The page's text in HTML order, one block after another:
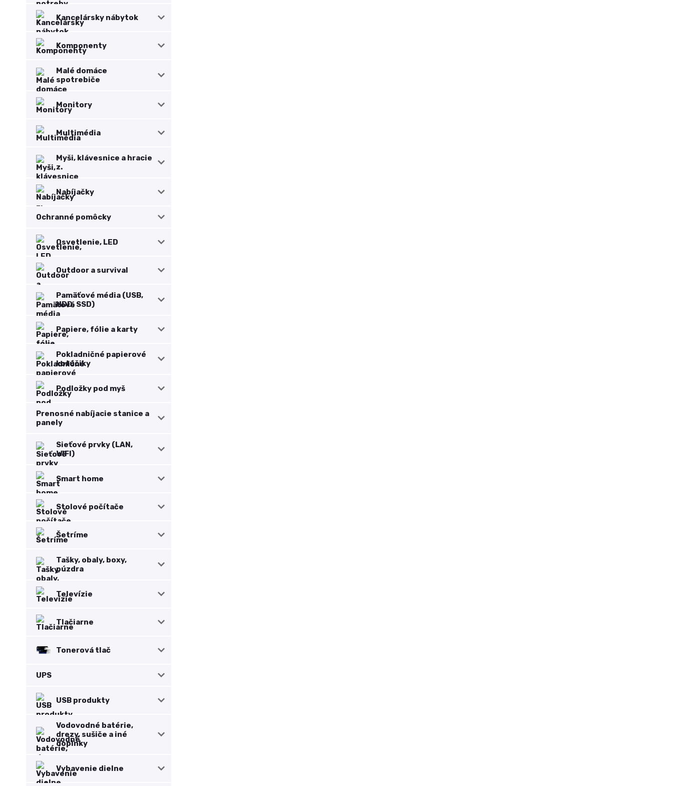
Kancelársky nábytok
Komponenty
Malé domáce
spotrebiče
Monitory
Multimédia
Myši, klávesnice a hracie
z.
Nabíjačky
Ochranné pomôcky
Osvetlenie, LED
Outdoor a survival
Pamäťové média (USB,
HDD, SSD)
Papiere, fólie a karty
Pokladničné papierové
kotúčiky
Podložky pod myš
Prenosné nabíjacie stanice a
panely
Sieťové prvky (LAN,
WIFI)
Smart home
Stolové počítače
Šetríme
Tašky, obaly, boxy,
púzdra
Televízie
Tlačiarne
Tonerová tlač
UPS
USB produkty
Vodovodné batérie,
drezy, sušiče a iné
doplnky
Vybavenie dielne